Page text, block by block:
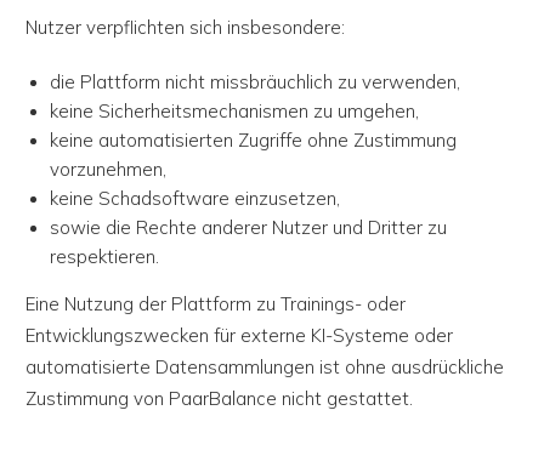
Nutzer verpflichten sich insbesondere:
die Plattform nicht missbräuchlich zu verwenden,
keine Sicherheitsmechanismen zu umgehen,
keine automatisierten Zugriffe ohne Zustimmung
vorzunehmen,
keine Schadsoftware einzusetzen,
sowie die Rechte anderer Nutzer und Dritter zu
respektieren.
Eine Nutzung der Plattform zu Trainings- oder
Entwicklungszwecken für externe KI-Systeme oder
automatisierte Datensammlungen ist ohne ausdrückliche
Zustimmung von PaarBalance nicht gestattet.